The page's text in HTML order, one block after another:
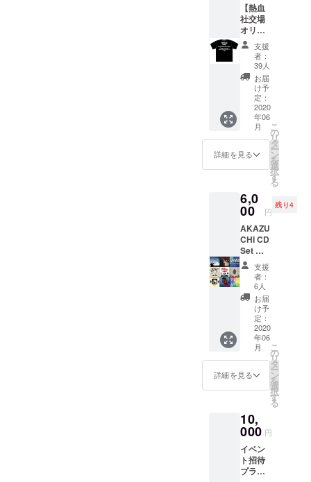
【熱血
社交場
オリジ
ナルT
シャ
ツ】 ※
サイズ
S/M/L/X
Lの展開
となり
ます。
支援時
にご希
望のサ
イズを
くださ
い。 ※
ボディ:
アスレ
5.6オン
ス
支援
者：
39人
お届
け予
定：
2020
年06
月
詳細を見る
こ
の
リ
タ
ー
ン
を
選
択
す
る
6,0
00 円
残り4
AKAZU
CHI CD
Set ①
RITTO
「AKE
BONO
」 ②
RITTO
「Mi far
Yu」 ③
HiNaLo
w「I
MA I」
④
AYUKA
「90’TI
LLINFIN
ITY」 ⑤
DJ 4号
棟
「ISLA
ND
TALK」
支援
者：
6人
お届
け予
定：
2020
年06
月
詳細を見る
こ
の
リ
タ
ー
ン
を
選
択
す
る
10,
000 円
イベン
ト招待
プラン